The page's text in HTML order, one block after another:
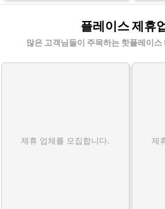
플레이스 제휴
많은 고객님들이 주목하는 핫플레이
제휴 업체를 모집합니다. 제